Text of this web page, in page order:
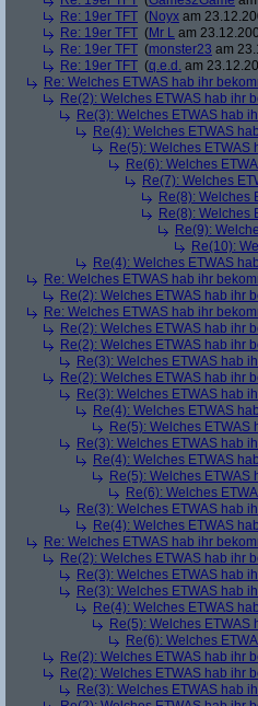
Re: 19er TFT (Noyx am
Re: 19er TFT (Mr L am
Re: 19er TFT (monster23 am
Re: 19er TFT (q.e.d. am
Re: Welches ETWAS hab ihr
Re(2): Welches ETWAS hab ihr
Re(3): Welches ETWAS hab
Re(4): Welches ETWAS
Re(5): Welches ETWAS
Re(6): Welches
Re(7): Welches
Re(8): Welches
Re(8): Welches
Re(9):
Re(10):
Re(4): Welches ETWAS
Re: Welches ETWAS hab ihr
Re(2): Welches ETWAS hab ihr
Re: Welches ETWAS hab ihr
Re(2): Welches ETWAS hab ihr
Re(2): Welches ETWAS hab ihr
Re(3): Welches ETWAS hab
Re(2): Welches ETWAS hab ihr
Re(3): Welches ETWAS hab
Re(4): Welches ETWAS
Re(5): Welches ETWAS
Re(3): Welches ETWAS hab
Re(4): Welches ETWAS
Re(5): Welches ETWAS
Re(6): Welches
Re(3): Welches ETWAS hab
Re(4): Welches ETWAS
Re: Welches ETWAS hab ihr
Re(2): Welches ETWAS hab ihr
Re(3): Welches ETWAS hab
Re(3): Welches ETWAS hab
Re(4): Welches ETWAS
Re(5): Welches ETWAS
Re(6): Welches
Re(2): Welches ETWAS hab ihr
Re(2): Welches ETWAS hab ihr
Re(3): Welches ETWAS hab